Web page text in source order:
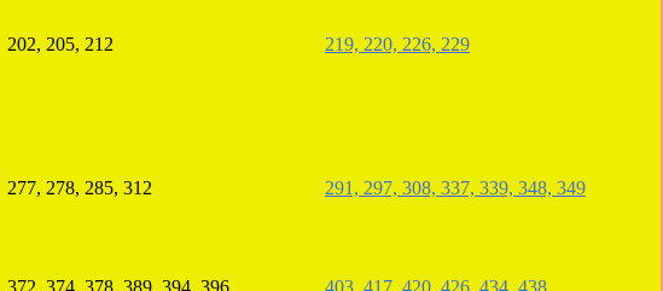
202, 205, 212 219, 220, 226, 229
277, 278, 285, 312 291, 297, 308, 337, 339, 348, 349
372, 374, 378, 389, 394, 396 403, 417, 420, 426, 434, 438